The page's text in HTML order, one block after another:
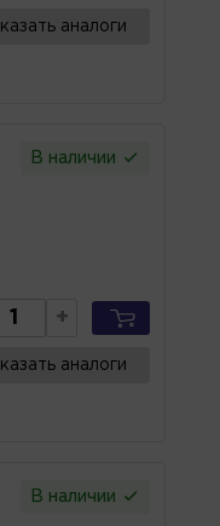
аналоги
В наличии
+
аналоги
В наличии